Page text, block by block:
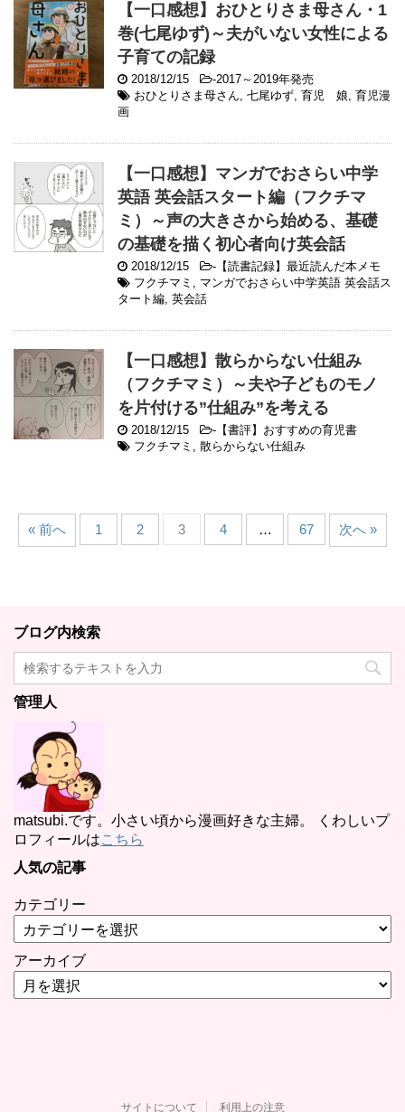
【一口感想】おひとりさま母さん・1
巻(七尾ゆず)～夫がいない女性による
子育ての記録
2018/12/15 -2017～2019年発売
おひとりさま母さん, 七尾ゆず, 育児 娘, 育児漫
画
【一口感想】マンガでおさらい中学
英語 英会話スタート編（フクチマ
ミ）～声の大きさから始める、基礎
の基礎を描く初心者向け英会話
2018/12/15 - 【読書記録】最近読んだ本メモ
フクチマミ , マンガでおさらい中学英語 英会話ス
タート編, 英会話
【一口感想】散らからない仕組み
（フクチマミ）～夫や子どものモノ
を片付ける”仕組み”を考える
2018/12/15 - 【書評】おすすめの育児書
フクチマミ , 散らからない仕組み
« 前へ 1 2 3 4 … 67 次へ »
ブログ内検索
管理人
matsubi.です。小さい頃から漫画好きな主婦。 くわしいプ
ロフィールはこちら
人気の記事
カテゴリー
アーカイブ
サイトについて 利用上の注意